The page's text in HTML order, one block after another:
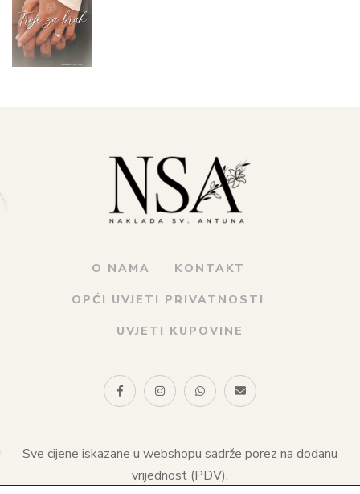
O NAMA KONTAKT
OPĆI UVJETI PRIVATNOSTI
UVJETI KUPOVINE
Sve cijene iskazane u webshopu sadrže porez na dodanu
vrijednost (PDV).